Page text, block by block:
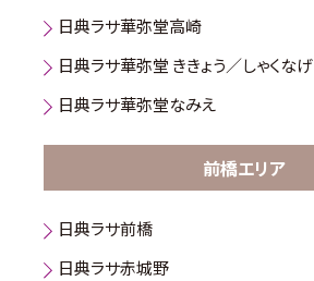
日典ラサ華弥堂高崎
日典ラサ華弥堂 ききょう／しゃくなげ
日典ラサ華弥堂なみえ
前橋エリア
日典ラサ前橋
日典ラサ赤城野